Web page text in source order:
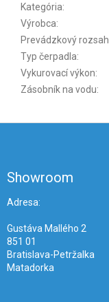
Kategória:
Výrobca:
Prevádzkový rozsah
Typ čerpadla:
Vykurovací výkon:
Zásobník na vodu:
Showroom
Adresa:
Gustáva Mallého 2
851 01
Bratislava-Petržalka
Matadorka